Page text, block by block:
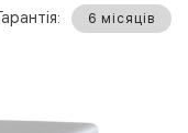
6 місяців